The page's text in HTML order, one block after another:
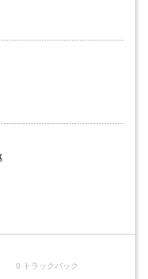
0 トラックバック